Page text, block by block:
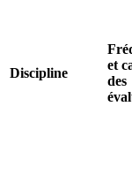
Discipline
et
des